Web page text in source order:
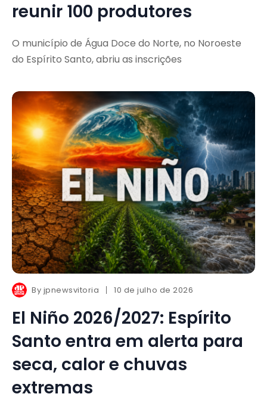
reunir 100 produtores
O município de Água Doce do Norte, no Noroeste
do Espírito Santo, abriu as inscrições
By jpnewsvitoria 10 de julho de 2026
El Niño 2026/2027: Espírito
Santo entra em alerta para
seca, calor e chuvas
extremas